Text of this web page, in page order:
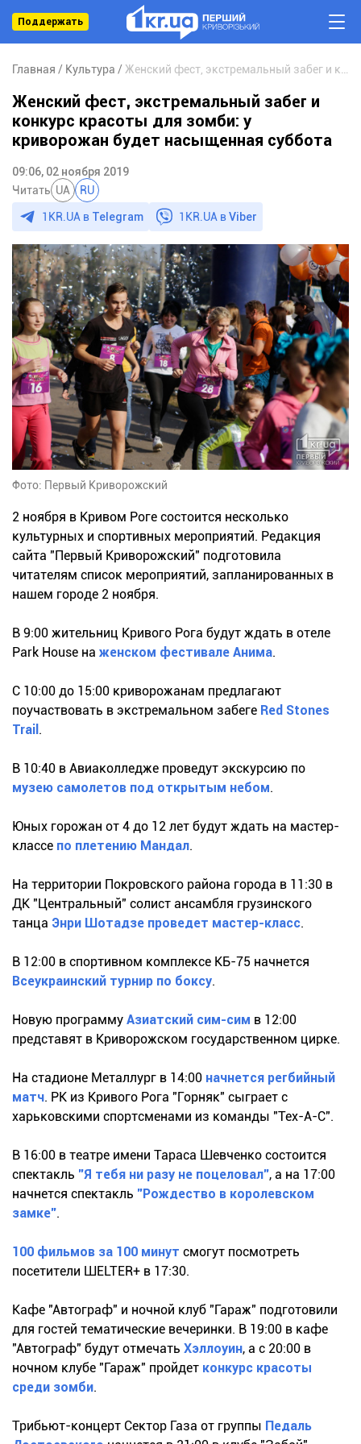
Поддержать
Главная Культура
Женский фест, экстремальный забег и
конкурс красоты для зомби: у
криворожан будет насыщенная суббота
09:06, 02 ноября 2019
Читать UA RU
1KR.UA в Telegram 1KR.UA вViber
Фото: Первый Криворожский
2 ноября в Кривом Роге состоится несколько
культурных и спортивных мероприятий. Редакция
сайта "Первый Криворожский" подготовила
читателям список мероприятий, запланированных в
нашем городе 2 ноября.
В 9:00 жительниц Кривого Рога будут ждать в отеле
Park House на женском фестивале Анима.
С 10:00 до 15:00 криворожанам предлагают
поучаствовать в экстремальном забеге Red Stones
Trail .
В 10:40 в Авиаколледже проведут экскурсию по
музею самолетов под открытым небом.
Юных горожан от 4 до 12 лет будут ждать на мастер-
классе по плетению Мандал.
На территории Покровского района города в 11:30 в
ДК "Центральный" солист ансамбля грузинского
танца Энри Шотадзе проведет мастер-класс.
В 12:00 в спортивном комплексе КБ-75 начнется
Всеукраинский турнир по боксу.
Новую программу Азиатский сим-сим в 12:00
представят в Криворожском государственном цирке.
На стадионе Металлург в 14:00 начнется регбийный
матч. РК из Кривого Рога "Горняк" сыграет с
харьковскими спортсменами из команды "Тех-А-С".
В 16:00 в театре имени Тараса Шевченко состоится
спектакль "Я тебя ни разу не поцеловал", а на 17:00
начнется спектакль "Рождество в королевском
замке".
100 фильмов за 100 минут смогут посмотреть
посетители ШELTER+ в 17:30.
Кафе "Автограф" и ночной клуб "Гараж" подготовили
для гостей тематические вечеринки. В 19:00 в кафе
"Автограф" будут отмечать Хэллоуин, а с 20:00 в
ночном клубе "Гараж" пройдет конкурс красоты
среди зомби.
Трибьют-концерт Сектор Газа от группы Педаль